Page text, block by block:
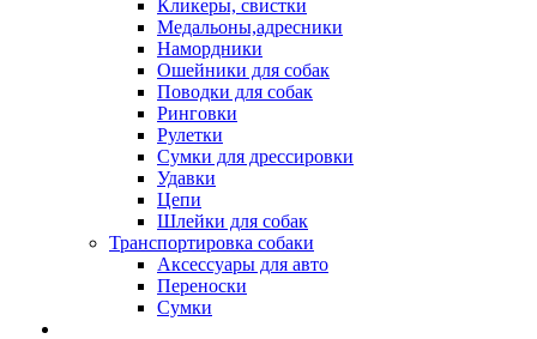
Кликеры, свистки
Медальоны,адресники
Намордники
Ошейники для собак
Поводки для собак
Ринговки
Рулетки
Сумки для дрессировки
Удавки
Цепи
Шлейки для собак
Транспортировка собаки
Аксессуары для авто
Переноски
Сумки